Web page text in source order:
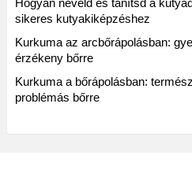
Hogyan neveld és tanítsd a
sikeres kutyakiképzéshez
Kurkuma az arcbőrápolásban:
érzékeny bőrre
Kurkuma a bőrápolásban:
problémás bőrre